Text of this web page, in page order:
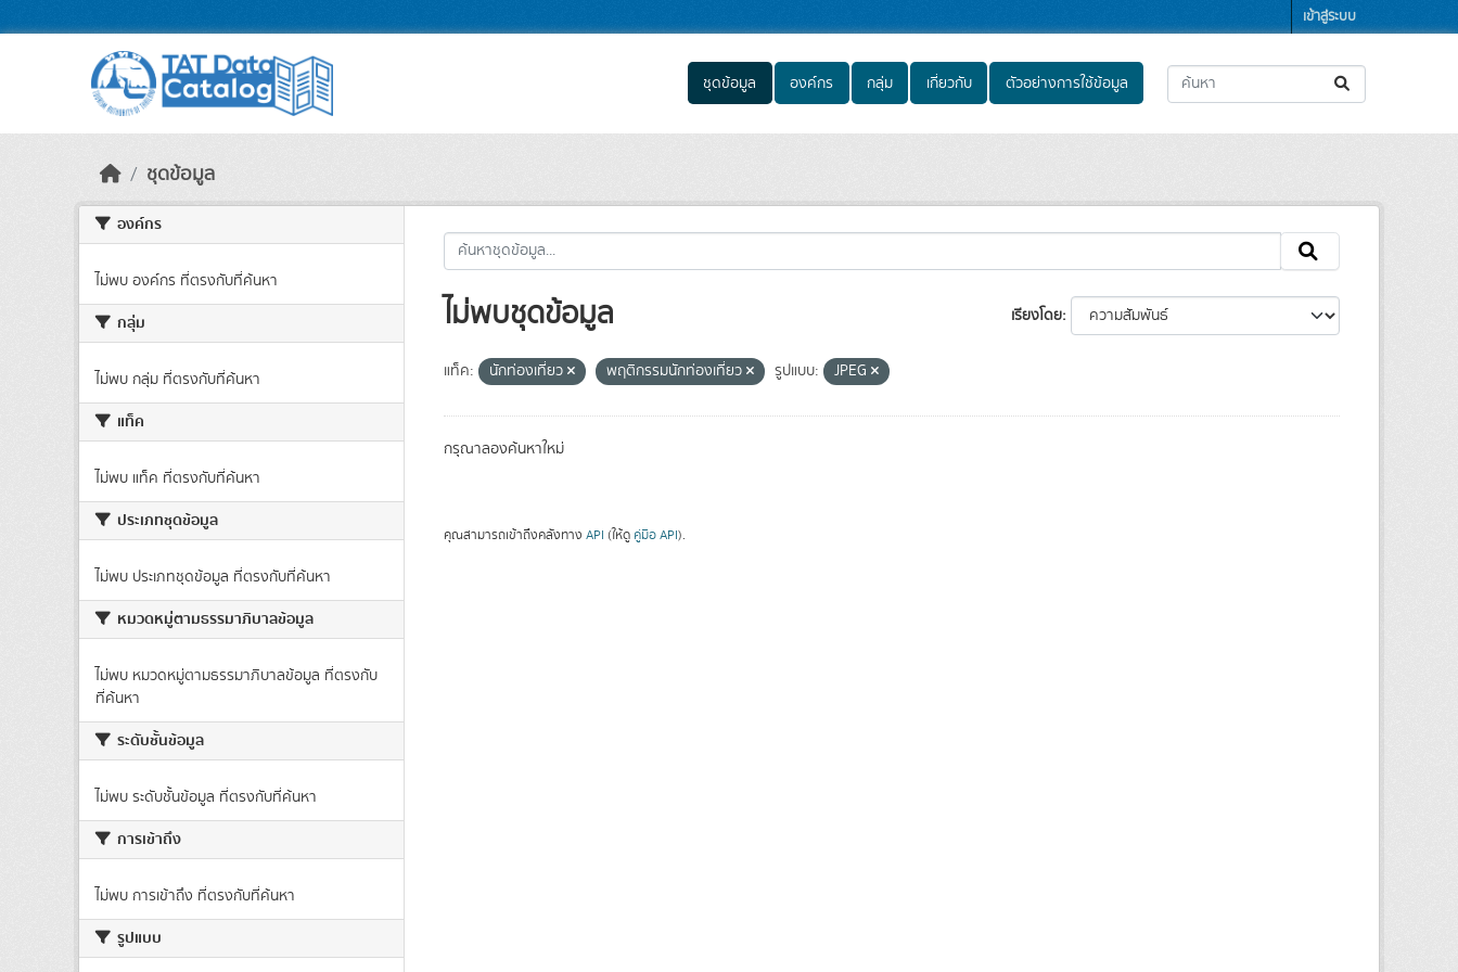
เข้าสู่ระบบ
ชุดข้อมูล องค์กร กลุ่ม เกี่ยวกับ ตัวอย่างการใช้ข้อมูล
ชุดข้อมูล
องค์กร
ไม่พบ องค์กร ที่ตรงกับที่ค้นหา
กลุ่ม
ไม่พบ กลุ่ม ที่ตรงกับที่ค้นหา
แท็ค
ไม่พบ แท็ค ที่ตรงกับที่ค้นหา
ประเภทชุดข้อมูล
ไม่พบ ประเภทชุดข้อมูล ที่ตรงกับที่ค้นหา
หมวดหมู่ตามธรรมาภิบาลข้อมูล
ไม่พบ หมวดหมู่ตามธรรมาภิบาลข้อมูล ที่ตรงกับ
ที่ค้นหา
ระดับชั้นข้อมูล
ไม่พบ ระดับชั้นข้อมูล ที่ตรงกับที่ค้นหา
การเข้าถึง
ไม่พบ การเข้าถึง ที่ตรงกับที่ค้นหา
รูปแบบ
เรียงโดย
ไม่พบชุดข้อมูล
แท็ค: นักท่องเที่ยว พฤติกรรมนักท่องเที่ยว รูปแบบ: JPEG
กรุณาลองค้นหาใหม่
คุณสามารถเข้าถึงคลังทาง API (ให้ดู คู่มือ API).